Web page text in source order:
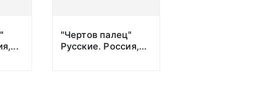
...
"Чертов палец"
Русские. Россия,...